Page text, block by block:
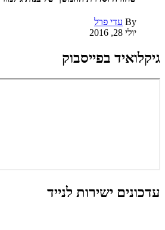
By עדי פרל
יולי 28, 2016
גיקלואיד בפייסבוק
עדכונים ישירות לנייד